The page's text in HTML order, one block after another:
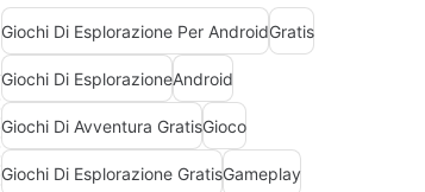
Giochi Di Esplorazione Per AndroidGratis
Giochi Di EsplorazioneAndroid
Giochi Di Avventura GratisGioco
Giochi Di Esplorazione GratisGameplay